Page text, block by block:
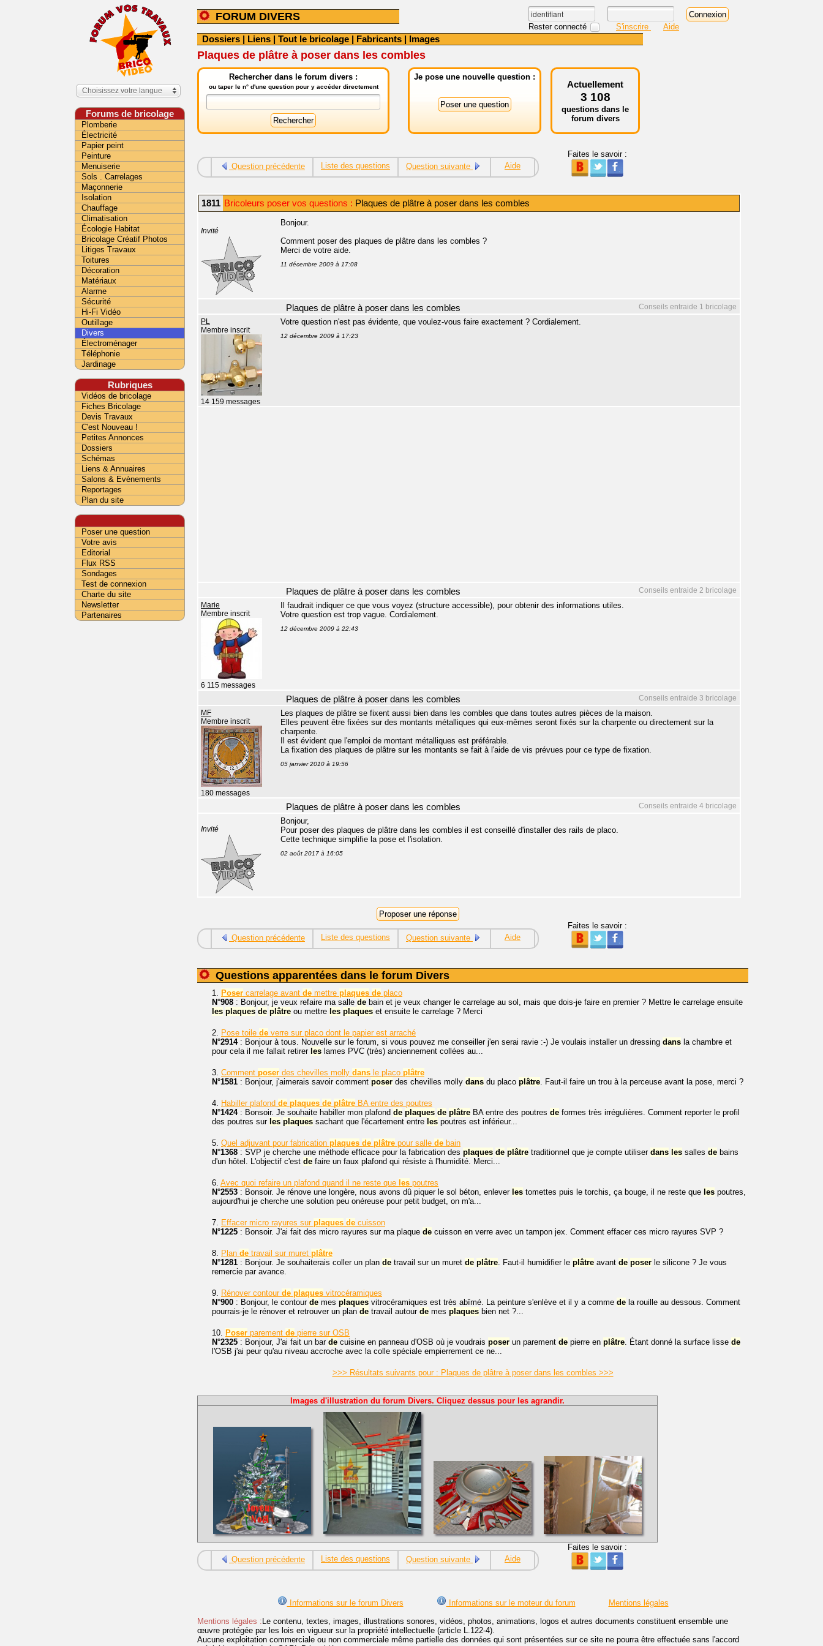
FORUM DIVERS
Rester connecté S'inscrire Aide
Dossiers | Liens | Tout le bricolage | Fabricants | Images
Plaques de plâtre à poser dans les combles
Rechercher dans le forum divers :
ou taper le n° d'une question pour y accéder directement
Je pose une nouvelle question :
Actuellement
3 108
questions dans le
forum divers
Question précédente Liste des questions Question suivante Aide
Faites le savoir :
1811 Bricoleurs poser vos questions : Plaques de plâtre à poser dans les combles
Invité
Bonjour.
Comment poser des plaques de plâtre dans les combles ?
Merci de votre aide.
11 décembre 2009 à 17:08
Conseils entraide 1 bricolage
Plaques de plâtre à poser dans les combles
PL
Membre inscrit
14 159 messages
Votre question n'est pas évidente, que voulez-vous faire exactement ? Cordialement.
12 décembre 2009 à 17:23
Conseils entraide 2 bricolage
Plaques de plâtre à poser dans les combles
Marie
Membre inscrit
6 115 messages
Il faudrait indiquer ce que vous voyez (structure accessible), pour obtenir des informations utiles.
Votre question est trop vague. Cordialement.
12 décembre 2009 à 22:43
Conseils entraide 3 bricolage
Plaques de plâtre à poser dans les combles
MF
Membre inscrit
180 messages
Les plaques de plâtre se fixent aussi bien dans les combles que dans toutes autres pièces de la maison.
Elles peuvent être fixées sur des montants métalliques qui eux-mêmes seront fixés sur la charpente ou directement sur la
charpente.
Il est évident que l'emploi de montant métalliques est préférable.
La fixation des plaques de plâtre sur les montants se fait à l'aide de vis prévues pour ce type de fixation.
05 janvier 2010 à 19:56
Conseils entraide 4 bricolage
Plaques de plâtre à poser dans les combles
Invité
Bonjour,
Pour poser des plaques de plâtre dans les combles il est conseillé d'installer des rails de placo.
Cette technique simplifie la pose et l'isolation.
02 août 2017 à 16:05
Question précédente Liste des questions Question suivante Aide
Faites le savoir :
Questions apparentées dans le forum Divers
1. Poser carrelage avant de mettre plaques de placo
N°908 : Bonjour, je veux refaire ma salle de bain et je veux changer le carrelage au sol, mais que dois-je faire en premier ? Mettre le carrelage ensuite
les plaques de plâtre ou mettre les plaques et ensuite le carrelage ? Merci
2. Pose toile de verre sur placo dont le papier est arraché
N°2914: Bonjour à tous. Nouvelle sur le forum, si vous pouvez me conseiller j'en serai ravie :-) Je voulais installer un dressing dans la chambre et
pour cela il me fallait retirer les lames PVC (très) anciennement collées au...
3. Comment poser des chevilles molly dans le placo plâtre
N°1581 : Bonjour, j'aimerais savoir comment poser des chevilles molly dans du placo plâtre. Faut-il faire un trou à la perceuse avant la pose, merci ?
4. Habiller plafond de plaques de plâtre BA entre des poutres
N°1424: Bonsoir. Je souhaite habiller mon plafond de plaques de plâtre BA entre des poutres de formes très irrégulières. Comment reporter le profil
des poutres sur les plaques sachant que l'écartement entre les poutres est inférieur...
5. Quel adjuvant pour fabrication plaques de plâtre pour salle de bain
N°1368 : SVP je cherche une méthode efficace pour la fabrication des plaques de plâtre traditionnel que je compte utiliser dans les salles de bains
d'un hôtel. L'objectif c'est de faire un faux plafond qui résiste à l'humidité. Merci...
6. Avec quoi refaire un plafond quand il ne reste que les poutres
N°2553 : Bonsoir. Je rénove une longère, nous avons dû piquer le sol béton, enlever les tomettes puis le torchis, ça bouge, il ne reste que les poutres,
aujourd'hui je cherche une solution peu onéreuse pour petit budget, on m'a...
7. Effacer micro rayures sur plaques de cuisson
N°1225 : Bonsoir. J'ai fait des micro rayures sur ma plaque de cuisson en verre avec un tampon jex. Comment effacer ces micro rayures SVP ?
8. Plan de travail sur muret plâtre
N°1281 : Bonjour. Je souhaiterais coller un plan de travail sur un muret de plâtre. Faut-il humidifier le plâtre avant de poser le silicone ? Je vous
remercie par avance.
9. Rénover contour de plaques vitrocéramiques
N°900 : Bonjour, le contour de mes plaques vitrocéramiques est très abîmé. La peinture s'enlève et il y a comme de la rouille au dessous. Comment
pourrais-je le rénover et retrouver un plan de travail autour de mes plaques bien net ?...
10. Poser parement de pierre sur OSB
N°2325 : Bonjour, J'ai fait un bar de cuisine en panneau d'OSB où je voudrais poser un parement de pierre en plâtre. Étant donné la surface lisse de
l'OSB j'ai peur qu'au niveau accroche avec la colle spéciale empierrement ce ne...
>>> Résultats suivants pour : Plaques de plâtre à poser dans les combles >>>
Images d'illustration du forum Divers. Cliquez dessus pour les agrandir.
Question précédente Liste des questions Question suivante Aide
Faites le savoir :
Informations sur le forum Divers Informations sur le moteur du forum
Mentions légales
Mentions légales : Le contenu, textes, images, illustrations sonores, vidéos, photos, animations, logos et autres documents constituent ensemble une
œuvre protégée par les lois en vigueur sur la propriété intellectuelle (article L.122-4).
Aucune exploitation commerciale ou non commerciale même partielle des données qui sont présentées sur ce site ne pourra être effectuée sans l'accord
Choisissez votre langue
Forums de bricolage
Plomberie
Électricité
Papier peint
Peinture
Menuiserie
Sols . Carrelages
Maçonnerie
Isolation
Chauffage
Climatisation
Écologie Habitat
Bricolage Créatif Photos
Litiges Travaux
Toitures
Décoration
Matériaux
Alarme
Sécurité
Hi-Fi Vidéo
Outillage
Divers
Électroménager
Téléphonie
Jardinage
Rubriques
Vidéos de bricolage
Fiches Bricolage
Devis Travaux
C'est Nouveau !
Petites Annonces
Dossiers
Schémas
Liens & Annuaires
Salons & Evènements
Reportages
Plan du site
Poser une question
Votre avis
Editorial
Flux RSS
Sondages
Test de connexion
Charte du site
Newsletter
Partenaires